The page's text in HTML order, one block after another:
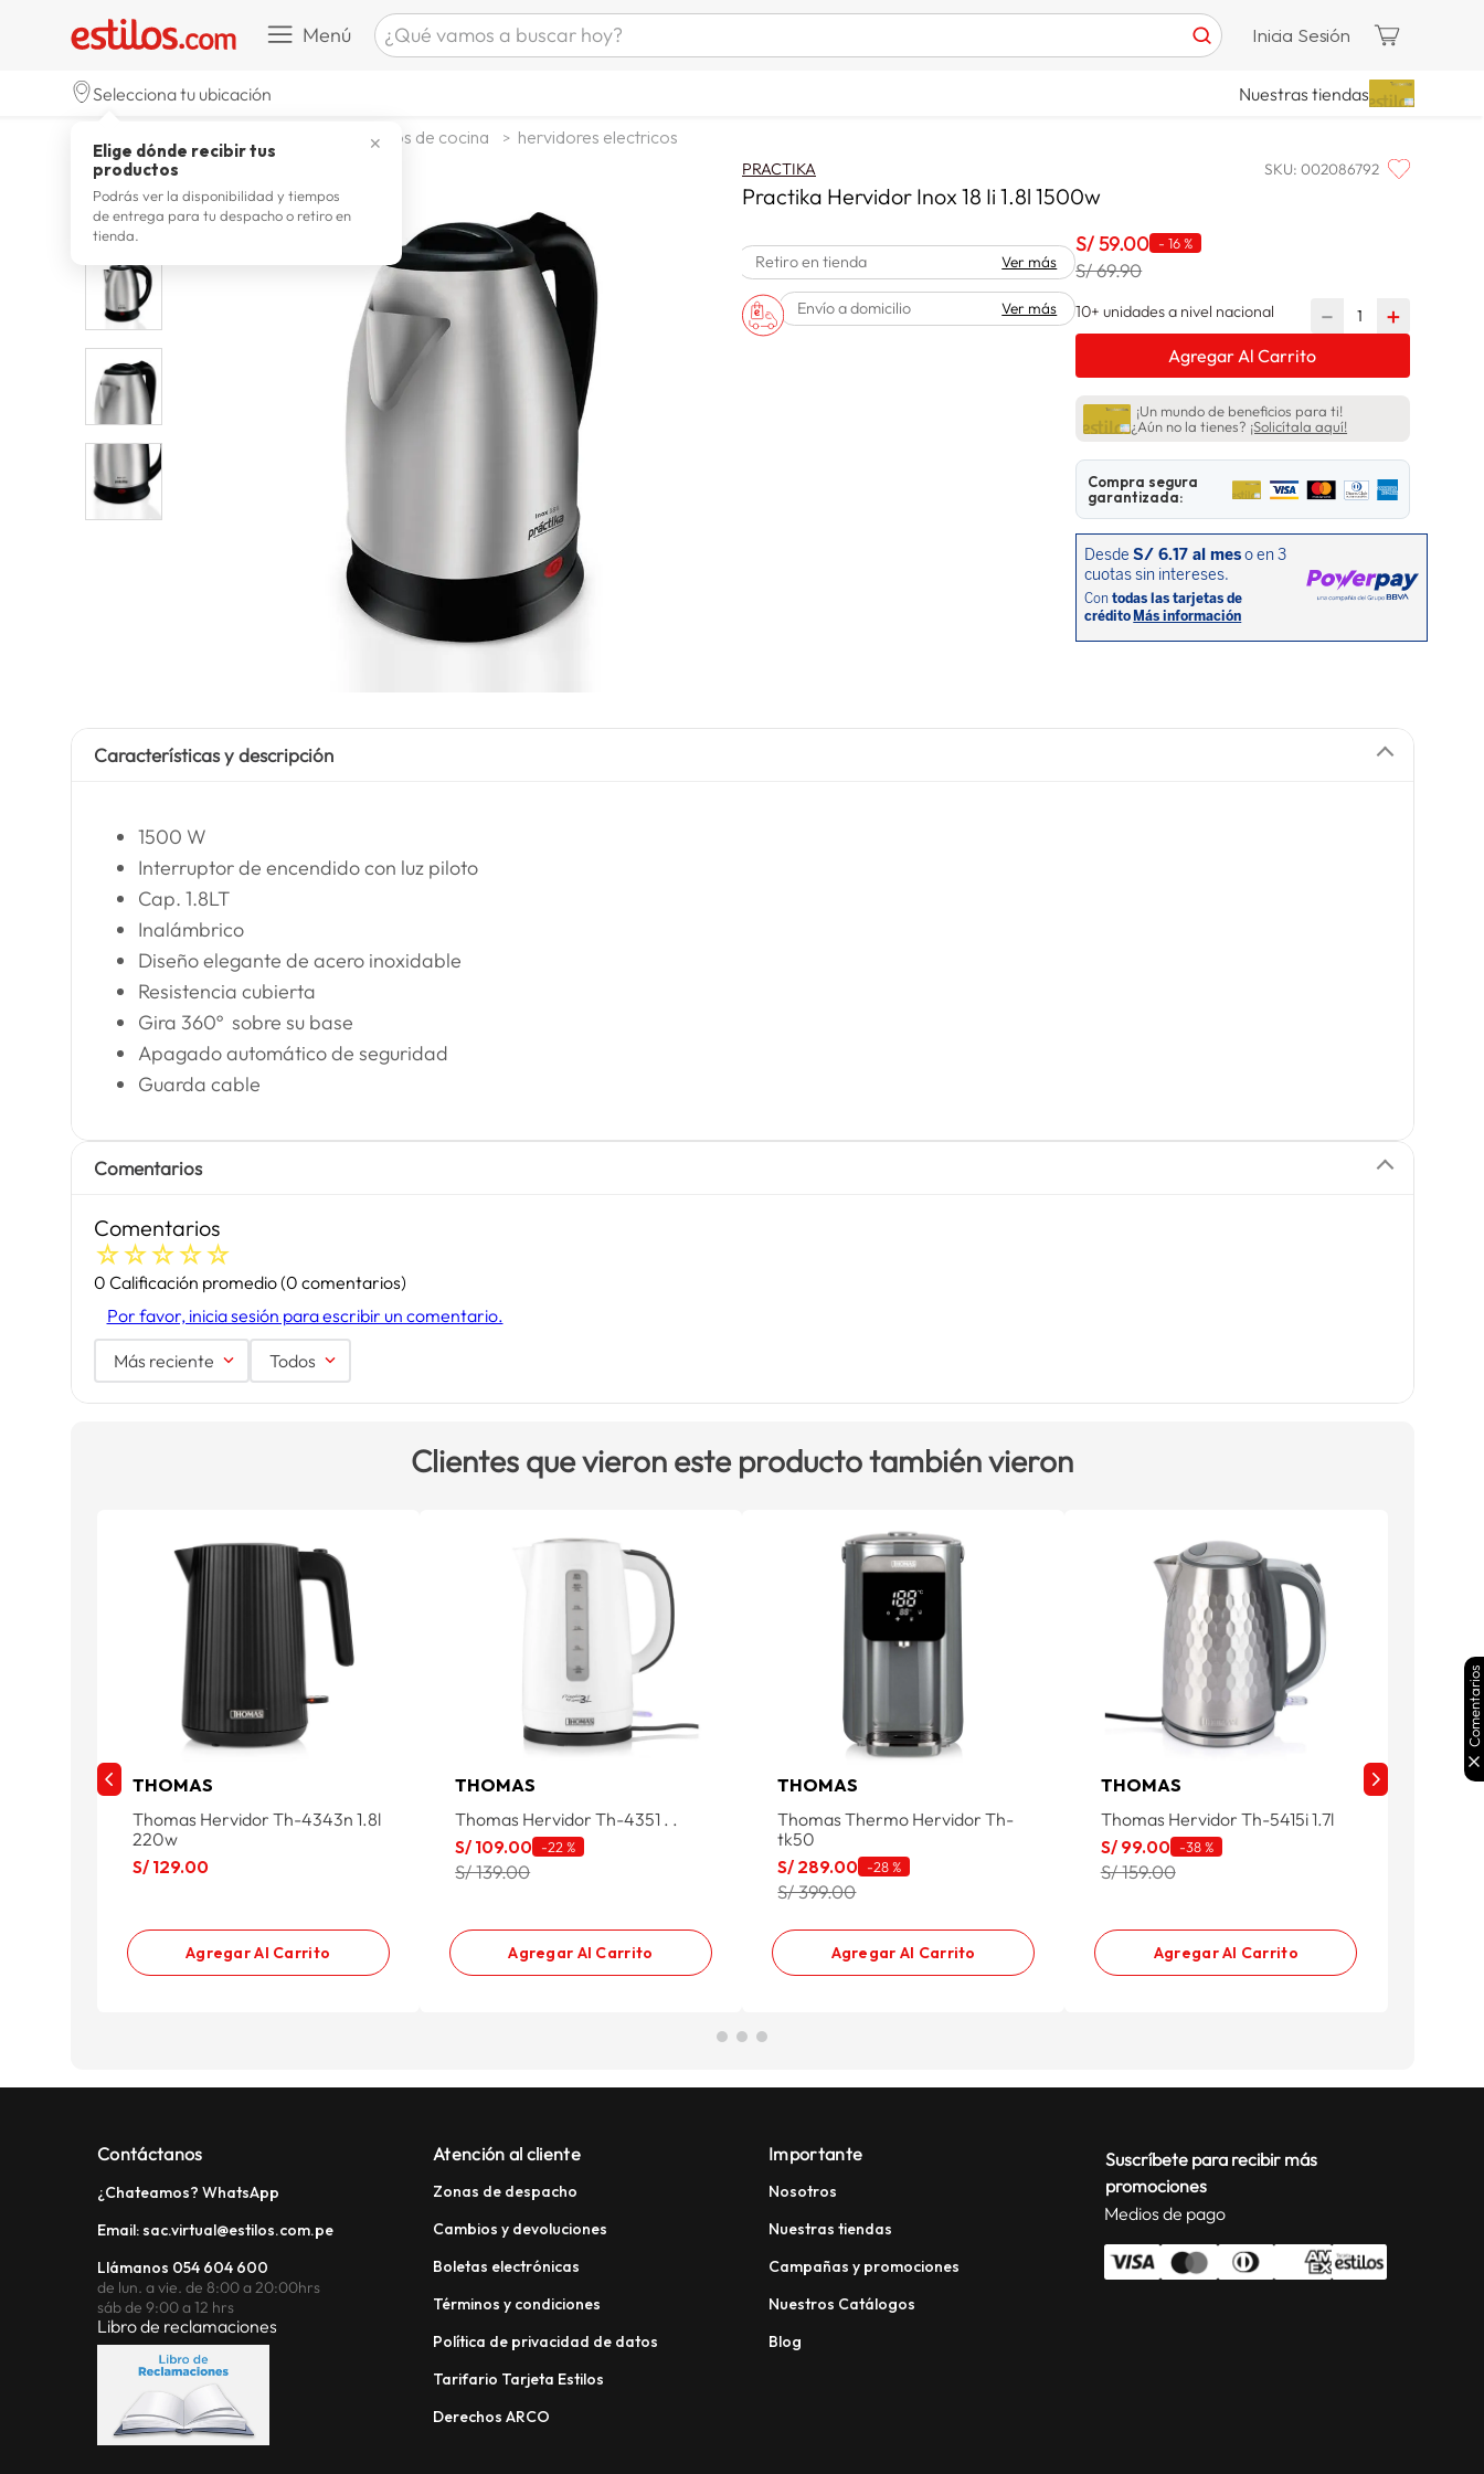
Menú ¿Qué vamos a buscar hoy?
moda
5. zapatillas
6. tv
terrex
Inicia Sesión
Selecciona tu ubicación
✕
Elige dónde recibir tus
productos
Podrás ver la disponibilidad y tiempos
de entrega para tu despacho o retiro en
tienda.
Nuestras tiendas
electrodomesticos de cocina hervidores electricos
PRACTIKA SKU: 002086792
Practika Hervidor Inox 18 Ii 1.8l 1500w
Retiro en tienda Ver más
Envío a domicilio Ver más
S/59.00 -16 %
S/ 69.90
10+ unidades a nivel nacional ＋
－
Agregar Al Carrito
¡Un mundo de beneficios para ti!
¿Aún no la tienes? ¡Solicítala aquí!
Compra segura
garantizada:
Características y descripción
1500 W
Interruptor de encendido con luz piloto
Cap. 1.8LT
Inalámbrico
Diseño elegante de acero inoxidable
Resistencia cubierta
Gira 360º sobre su base
Apagado automático de seguridad
Guarda cable
Comentarios
Comentarios
☆☆☆☆☆
0 Calificación promedio(0 comentarios)
Por favor, inicia sesión para escribir un comentario.
Más reciente Todos
Clientes que vieron este producto también vieron
THOMAS
Thomas Hervidor Th-4343n 1.8l
220w
S/ 129.00
Agregar Al Carrito
THOMAS
Thomas Hervidor Th-4351 . .
S/ 109.00 -22 %
S/ 139.00
Agregar Al Carrito
THOMAS
Thomas Thermo Hervidor Th-
tk50
S/ 289.00 -28 %
S/ 399.00
Agregar Al Carrito
THOMAS
Thomas Hervidor Th-5415i 1.7l
S/ 99.00 -38 %
S/ 159.00
Agregar Al Carrito
OSTER
Contáctanos
¿Chateamos? WhatsApp
Email: sac.virtual@estilos.com.pe
Llámanos 054 604 600
de lun. a vie. de 8:00 a 20:00hrs
sáb de 9:00 a 12 hrs
Libro de reclamaciones
Atención al cliente
Zonas de despacho
Cambios y devoluciones
Boletas electrónicas
Términos y condiciones
Política de privacidad de datos
Tarifario Tarjeta Estilos
Derechos ARCO
Importante
Nosotros
Nuestras tiendas
Campañas y promociones
Nuestros Catálogos
Blog
Suscríbete para recibir más
promociones
Medios de pago
Comentarios